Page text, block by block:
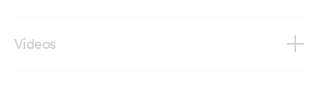
Pre-RMA Bench Test Instructions
Videos